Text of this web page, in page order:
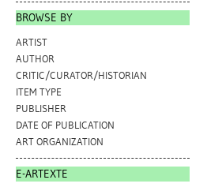
BROWSE BY
ARTIST
AUTHOR
CRITIC/CURATOR/HISTORIAN
ITEM TYPE
PUBLISHER
DATE OF PUBLICATION
ART ORGANIZATION
E-ARTEXTE